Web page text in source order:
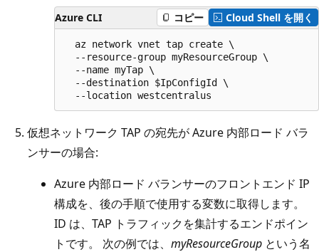
Azure CLI コピー Cloud Shell を開く
  az network vnet tap create \
  --resource-group myResourceGroup \
  --name myTap \
  --destination $IpConfigId \
仮想ネットワーク TAP の宛先が Azure 内部ロード バラ
ンサーの場合:
Azure 内部ロード バランサーのフロントエンド IP
構成を、後の手順で使用する変数に取得します。
ID は、TAP トラフィックを集計するエンドポイン
トです。 次の例では、 myResourceGroup という名